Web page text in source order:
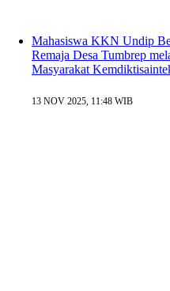
Mahasiswa KKN Undip
Remaja Desa Tumbrep
Masyarakat
13 NOV 2025, 11:48 WIB